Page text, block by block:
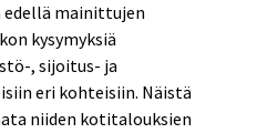
mainittujen
kysymyksiä
, sijoitus- ja
eri kohteisiin. Näistä
niiden kotitalouksien